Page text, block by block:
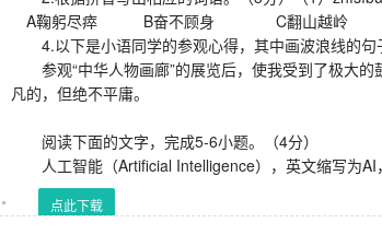
A鞠躬尽瘁 B奋不顾身 C翻山越岭 D
4.以下是小语同学的参观心得，其中画波浪线的句
参观“中华人物画廊”的展览后，使我受到了极大的
凡的，但绝不平庸。
阅读下面的文字，完成5-6小题。（4分）
人工智能（Artificial Intelligence），英文缩写为AI
点此下载